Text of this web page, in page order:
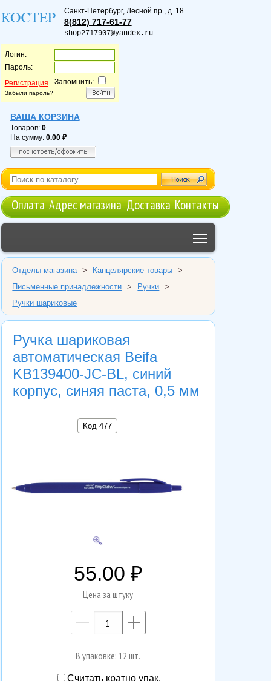
Санкт-Петербург, Лесной пр., д. 18
8(812) 717-61-77
shop2717907@yandex.ru
Логин:
Пароль:
Регистрация
Забыли пароль?
Запомнить:
ВАША КОРЗИНА
Товаров: 0
На сумму: 0.00
Оплата Адрес магазина Доставка Контакты
Отделы магазина > Канцелярские товары
>
Письменные принадлежности
> Ручки
>
Ручки шариковые
Ручка шариковая
автоматическая Beifa
KB139400-JC-BL, синий
корпус, синяя паста, 0,5 мм
Код 477
55.00
Цена за штуку
—
В упаковке: 12 шт.
Считать кратно упак.